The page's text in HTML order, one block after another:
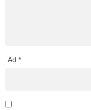
Ad *